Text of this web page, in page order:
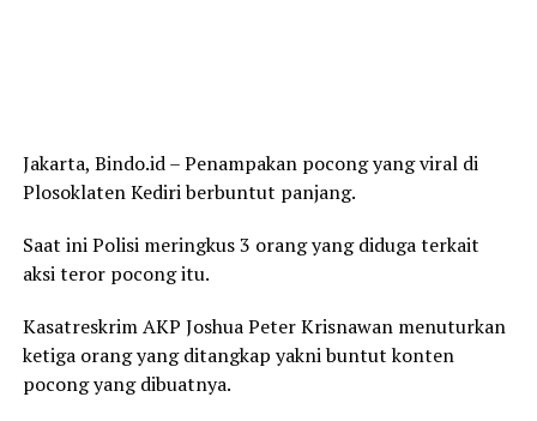
Jakarta, Bindo.id – Penampakan pocong yang viral di
Plosoklaten Kediri berbuntut panjang.
Saat ini Polisi meringkus 3 orang yang diduga terkait
aksi teror pocong itu.
Kasatreskrim AKP Joshua Peter Krisnawan menuturkan
ketiga orang yang ditangkap yakni buntut konten
pocong yang dibuatnya.